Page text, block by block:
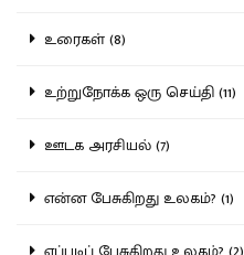
உரைகள் (8)
உற்றுநோக்க ஒரு செய்தி (11)
ஊடக அரசியல் (7)
என்ன பேசுகிறது உலகம்? (1)